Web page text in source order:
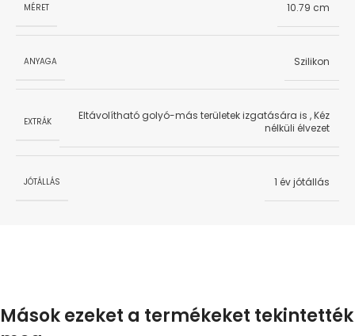
MÉRET 10.79 cm
ANYAGA Szilikon
EXTRÁK Eltávolítható golyó-más területek izgatására is ,Kéz
nélküli élvezet
JÓTÁLLÁS 1 év jótállás
Mások ezeket a termékeket tekintették